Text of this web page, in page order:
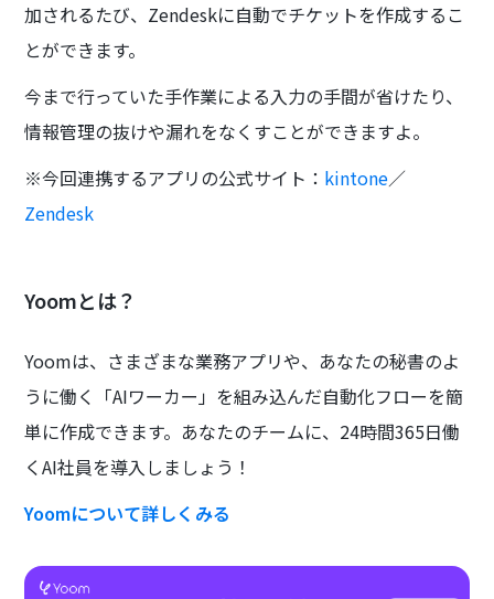
加されるたび、Zendeskに自動でチケットを作成するこ
とができます。
今まで行っていた手作業による入力の手間が省けたり、
情報管理の抜けや漏れをなくすことができますよ。
※今回連携するアプリの公式サイト： kintone／
Zendesk
Yoomとは？
Yoomは、さまざまな業務アプリや、あなたの秘書のよ
うに働く「AIワーカー」を組み込んだ自動化フローを簡
単に作成できます。あなたのチームに、24時間365日働
くAI社員を導入しましょう！
Yoomについて詳しくみる